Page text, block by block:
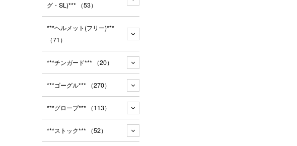
グ・SL)*** （53）
***ヘルメット(フリー)***
（71）
***チンガード*** （20）
***ゴーグル*** （270）
***グローブ*** （113）
***ストック*** （52）